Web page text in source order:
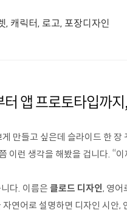
캐릭터, 로고, 포장디자인
앱 프로토타입까
만들고 싶은데 슬라이드 한 장
이런 생각을 해봤을 겁니다. “
다. 이름은 클로드 디자인, 영어
연어로 설명하면 디자인 시안,